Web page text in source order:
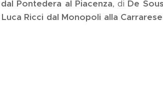
Pontedera al Piacenza, di De
Luca Ricci dal Monopoli alla